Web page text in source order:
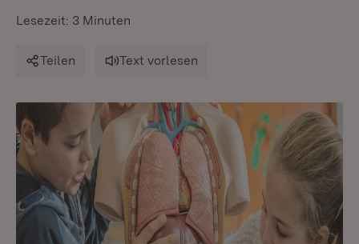
Lesezeit: 3 Minuten
Teilen Text vorlesen